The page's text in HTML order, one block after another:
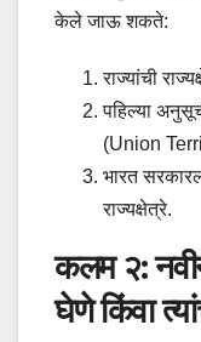
केले जाऊ शकते:
राज्यांची
पहिल्या
(Union
भारत
राज्यक्षेत्रे.
कलम २:
घेणे किंवा